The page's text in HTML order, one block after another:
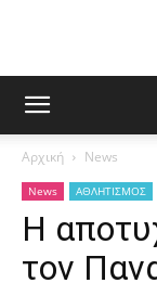
Αρχική News
News ΑΘΛΗΤΙΣΜΟΣ
Η
τον